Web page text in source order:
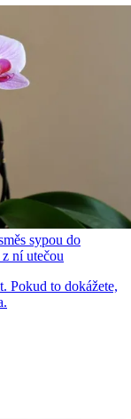
sypou do
ní utečou
Pokud to dokážete,